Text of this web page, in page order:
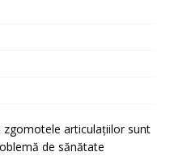
zgomotele articulațiilor sunt
de sănătate